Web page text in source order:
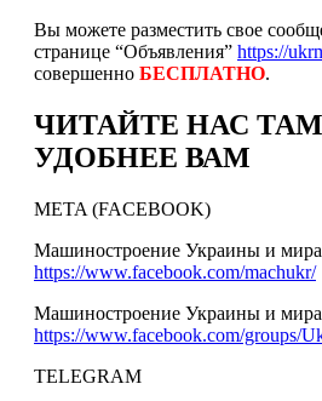
Вы можете разместить свое
странице “Объявления” https://
совершенно БЕСПЛАТНО.
ЧИТАЙТЕ НАС
УДОБНЕЕ ВАМ
META (FACEBOOK)
Машиностроение Украины и мира
https://www.facebook.com/machukr/
Машиностроение Украины и
https://www.facebook.com/groups/
TELEGRAM